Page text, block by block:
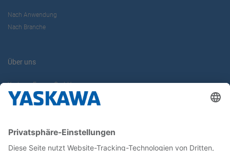
Nach Anwendung
Nach Branche
Über uns
Yaskawa Europe GmbH
Karriere
Newsletter